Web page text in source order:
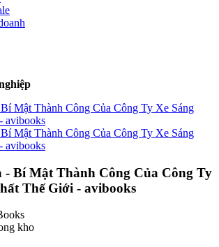
Bí Mật Thành Công Của Công Ty
Thế Giới - avibooks
kho